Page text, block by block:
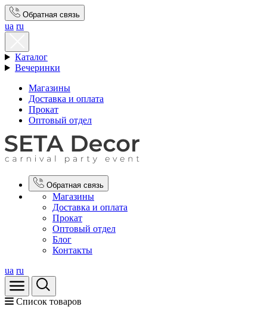
Обратная связь
ua ru
Каталог
Вечеринки
Магазины
Доставка и оплата
Прокат
Оптовый отдел
Обратная связь
Магазины
Доставка и оплата
Прокат
Оптовый отдел
Блог
Контакты
ua ru
Список товаров